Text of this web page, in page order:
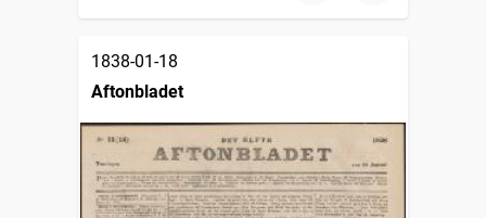
1838-01-18
Aftonbladet